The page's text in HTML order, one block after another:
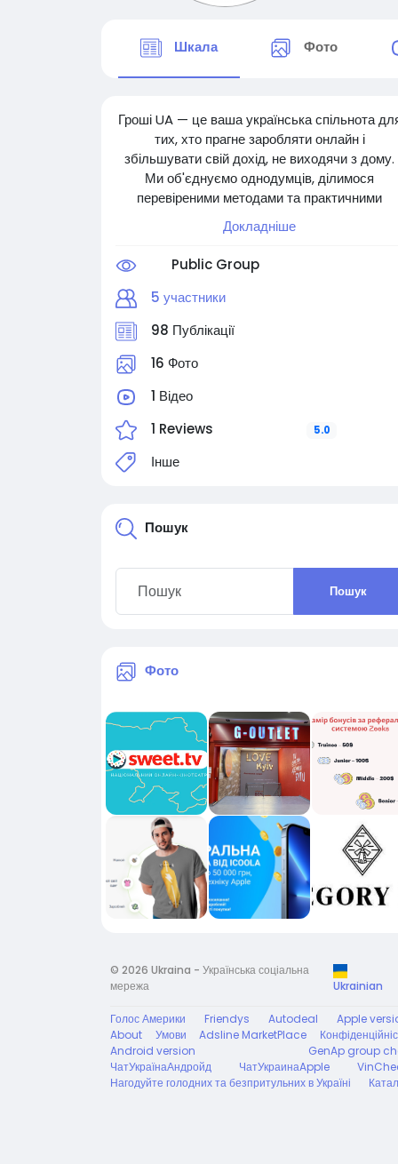
Шкала Фото
Гроші UA — це ваша українська спільнота
тих, хто прагне заробляти онлайн і
збільшувати свій дохід, не виходячи з дому.
Ми об'єднуємо однодумців, ділимося
перевіреними методами та практичними
порадами щодо онлайн-заробітку в Україні.
Незалежно від того, чи ви новачок, який шукає
додатковий дохід, чи досвідчений фрілансер,
що прагне розширити свої горизонти, Гроші UA
онлайн-світі.
Приєднуйтесь, діліться своїм досвідом та
заробляйте разом з нами!
Докладніше
Public Group
5 участники
98 Публікації
16 Фото
1 Відео
1 Reviews
5.0
Інше
Пошук
Пошук
Фото
© 2026 Ukraina - Українська соціальна
мережа
Ukrainian
Голос Америки Friendys Autodeal
Apple
About
Умови Adsline MarketPlace
Android version
GenAp group
ЧатУкраїнаАндройд
ЧатУкраинаApple
Нагодуйте голодних та безпритульних в Україні